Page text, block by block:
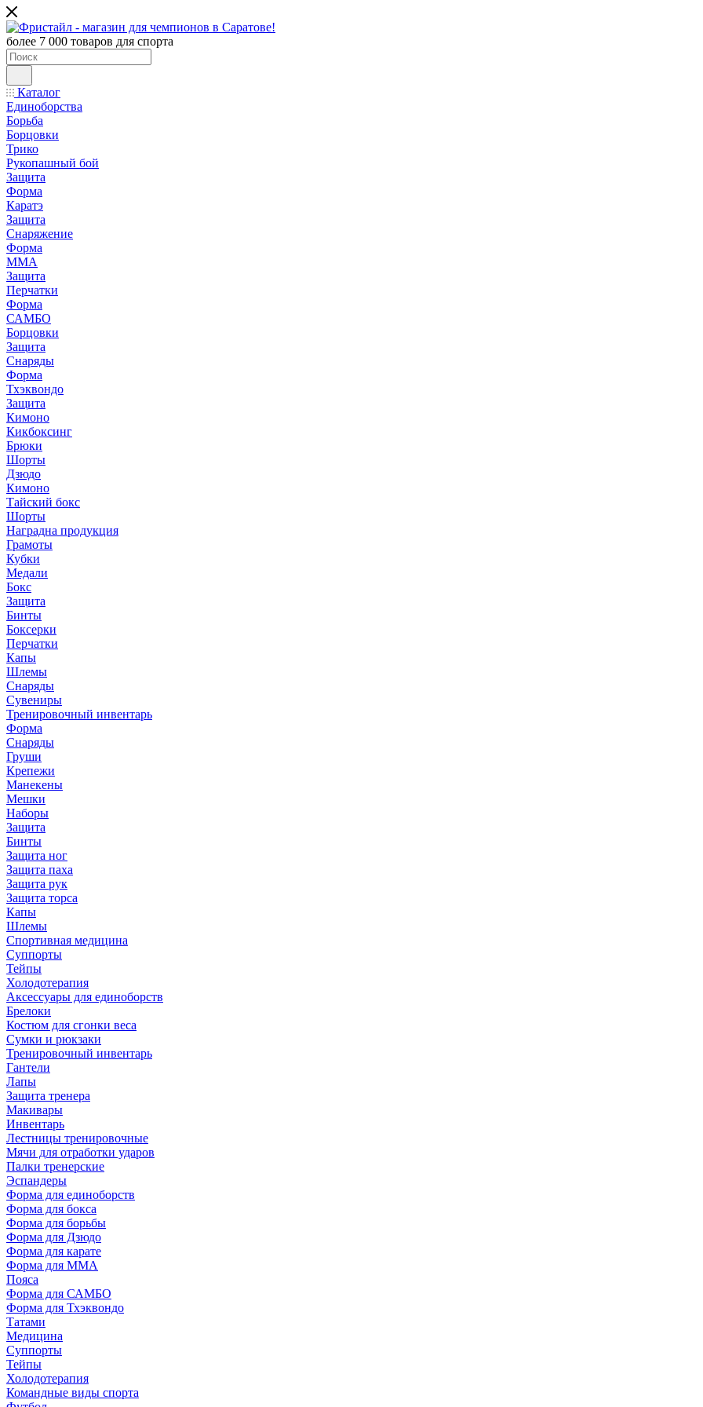
более 7 000 товаров для спорта
Каталог
Единоборства
Борьба
Борцовки
Трико
Рукопашный бой
Защита
Форма
Каратэ
Защита
Снаряжение
Форма
ММА
Защита
Перчатки
Форма
САМБО
Борцовки
Защита
Снаряды
Форма
Тхэквондо
Защита
Кимоно
Кикбоксинг
Брюки
Шорты
Дзюдо
Кимоно
Тайский бокс
Шорты
Наградна продукция
Грамоты
Кубки
Медали
Бокс
Защита
Бинты
Боксерки
Перчатки
Капы
Шлемы
Снаряды
Сувениры
Тренировочный инвентарь
Форма
Снаряды
Груши
Крепежи
Манекены
Мешки
Наборы
Защита
Бинты
Защита ног
Защита паха
Защита рук
Защита торса
Капы
Шлемы
Спортивная медицина
Суппорты
Тейпы
Холодотерапия
Аксессуары для единоборств
Брелоки
Костюм для сгонки веса
Сумки и рюкзаки
Тренировочный инвентарь
Гантели
Лапы
Защита тренера
Макивары
Инвентарь
Лестницы тренировочные
Мячи для отработки ударов
Палки тренерские
Эспандеры
Форма для единоборств
Форма для бокса
Форма для борьбы
Форма для Дзюдо
Форма для карате
Форма для MMA
Пояса
Форма для САМБО
Форма для Тхэквондо
Татами
Медицина
Суппорты
Тейпы
Холодотерапия
Командные виды спорта